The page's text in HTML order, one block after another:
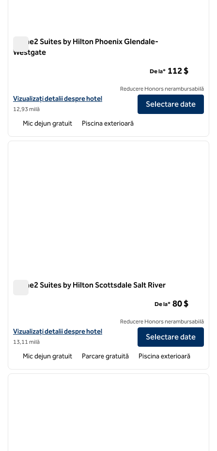
Home2 Suites by Hilton Phoenix Glendale-
Westgate
Vizualizați detaliile hotelului pentru Home2 Suites by Hilton
Vizualizați detalii despre hotel
12,93 milă
De la* 112 $
Reducere Honors nerambursabilă
Selectare date
Mic dejun gratuit Piscina exterioară
1 din 12
Home2 Suites by Hilton Scottsdale Salt River
Vizualizați detaliile hotelului pentru Home2 Suites by Hilton
Vizualizați detalii despre hotel
13,11 milă
De la* 80 $
Reducere Honors nerambursabilă
Selectare date
Mic dejun gratuit Parcare gratuită Piscina exterioară
1 din 12